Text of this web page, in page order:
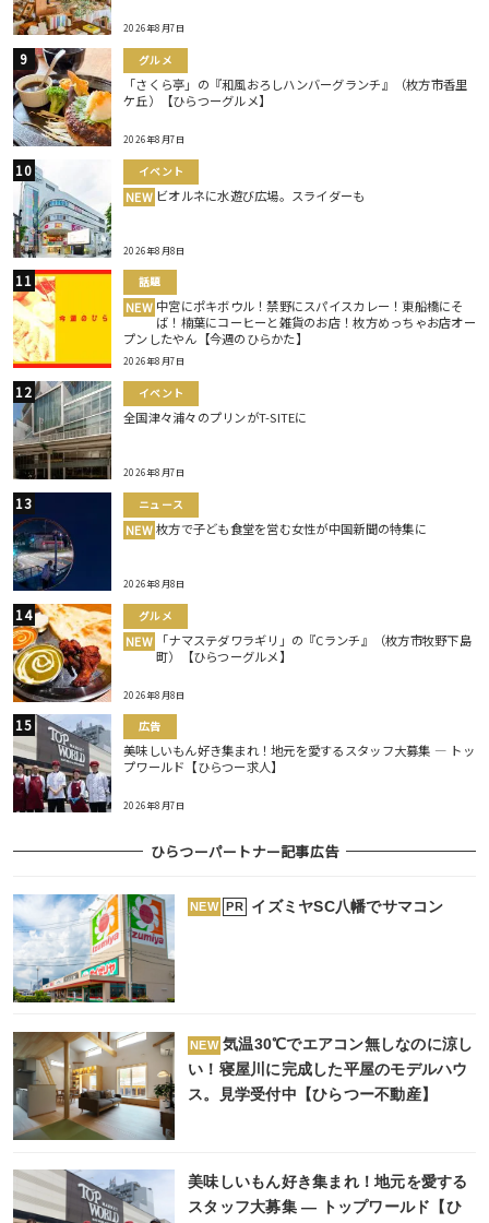
2026年8月7日
グルメ
「さくら亭」の『和風おろしハンバーグランチ』（枚方市香里
ケ丘）【ひらつーグルメ】
2026年8月7日
イベント
NEW ビオルネに水遊び広場。スライダーも
2026年8月8日
話題
NEW 中宮にポキボウル！禁野にスパイスカレー！東船橋にそ
ば！楠葉にコーヒーと雑貨のお店！枚方めっちゃお店オー
プンしたやん【今週のひらかた】
2026年8月7日
イベント
全国津々浦々のプリンがT-SITEに
2026年8月7日
ニュース
NEW 枚方で子ども食堂を営む女性が中国新聞の特集に
2026年8月8日
グルメ
NEW
「ナマステダワラギリ」の『Cランチ』（枚方市牧野下島
町）【ひらつーグルメ】
2026年8月8日
広告
美味しいもん好き集まれ！地元を愛するスタッフ大募集 ― トッ
プワールド【ひらつー求人】
2026年8月7日
ひらつーパートナー記事広告
NEW PR イズミヤSC八幡でサマコン
NEW 気温30℃でエアコン無しなのに涼し
い！寝屋川に完成した平屋のモデルハウ
ス。見学受付中【ひらつー不動産】
美味しいもん好き集まれ！地元を愛する
スタッフ大募集 ― トップワールド【ひ